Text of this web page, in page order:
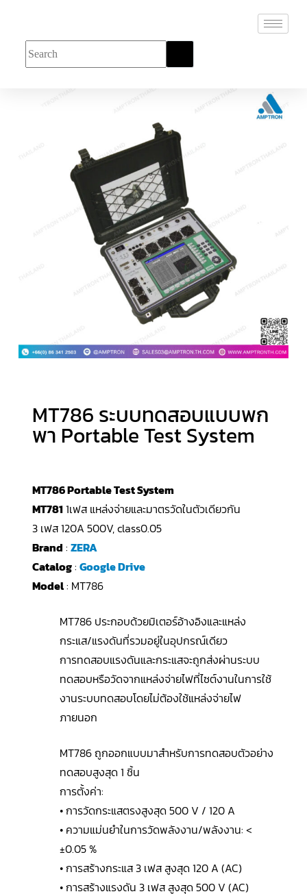
MT786 ระบบทดสอบแบบพก
พา Portable Test System
MT786 Portable Test System
MT7811เฟส แหล่งจ่ายและมาตรวัดในตัวเดียวกัน
3 เฟส 120A 500V, class0.05
Brand : ZERA
Catalog: Google Drive
Model: MT786
MT786 ประกอบด้วยมิเตอร์อ้างอิงและแหล่ง
กระแส/แรงดันที่รวมอยู่ในอุปกรณ์เดียว
การทดสอบแรงดันและกระแสจะถูกส่งผ่านระบบ
ทดสอบหรือวัดจากแหล่งจ่ายไฟที่ไซต์งานในการใช้
งานระบบทดสอบโดยไม่ต้องใช้แหล่งจ่ายไฟ
ภายนอก
MT786 ถูกออกแบบมาสำหรับการทดสอบตัวอย่าง
ทดสอบสูงสุด 1 ชิ้น
การตั้งค่า:
• การวัดกระแสตรงสูงสุด 500 V / 120 A
• ความแม่นยำในการวัดพลังงาน/พลังงาน: <
±0.05 %
• การสร้างกระแส 3 เฟส สูงสุด 120 A (AC)
• การสร้างแรงดัน 3 เฟส สูงสุด 500 V (AC)